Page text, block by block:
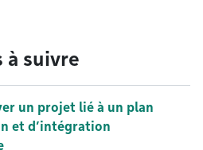
à suivre
un projet lié à un plan
et d’intégration